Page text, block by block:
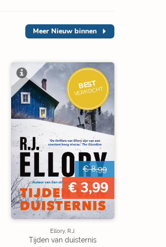
Meer Nieuw binnen
BEST
VERKOCHT
€ 8,99
€ 3,99
Ellory, R.J.
Tijden van duisternis